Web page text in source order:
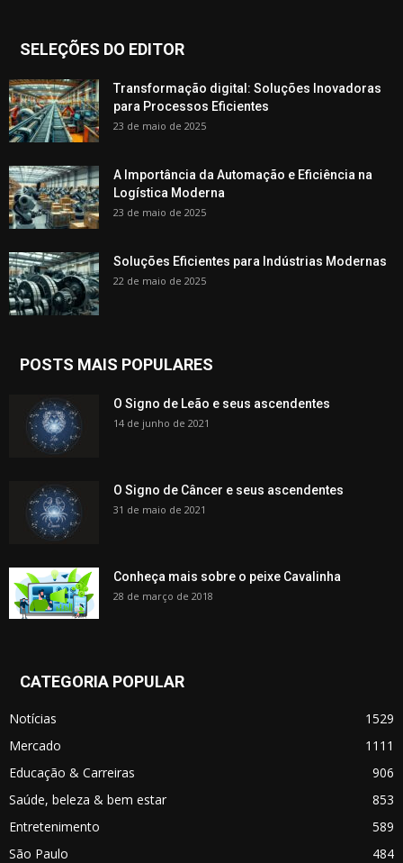
SELEÇÕES DO EDITOR
Transformação digital: Soluções Inovadoras
para Processos Eficientes
23 de maio de 2025
A Importância da Automação e Eficiência na
Logística Moderna
23 de maio de 2025
Soluções Eficientes para Indústrias Modernas
22 de maio de 2025
POSTS MAIS POPULARES
O Signo de Leão e seus ascendentes
14 de junho de 2021
O Signo de Câncer e seus ascendentes
31 de maio de 2021
Conheça mais sobre o peixe Cavalinha
28 de março de 2018
CATEGORIA POPULAR
Notícias
1529
Mercado
1111
Educação & Carreiras
906
Saúde, beleza & bem estar
853
Entretenimento
589
São Paulo
484